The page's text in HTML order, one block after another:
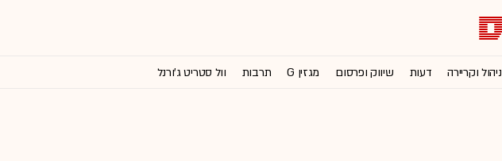
ניהול וקריירה דעות שיווק ופרסום מגזין G תרבות וול סטריט ג'ורנל